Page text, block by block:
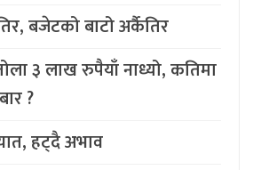
बजेटको बाटो अर्कैतिर
३ लाख रुपैयाँ नाध्यो, कतिमा
?
हट्दै अभाव